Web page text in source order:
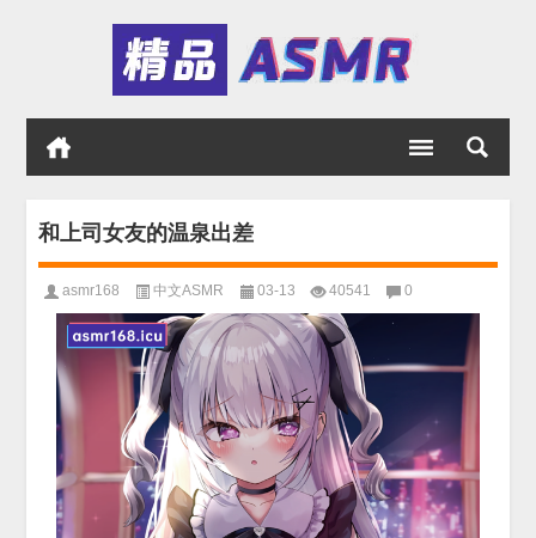
和上司女友的温泉出差
asmr168 中文ASMR 03-13 40541 0